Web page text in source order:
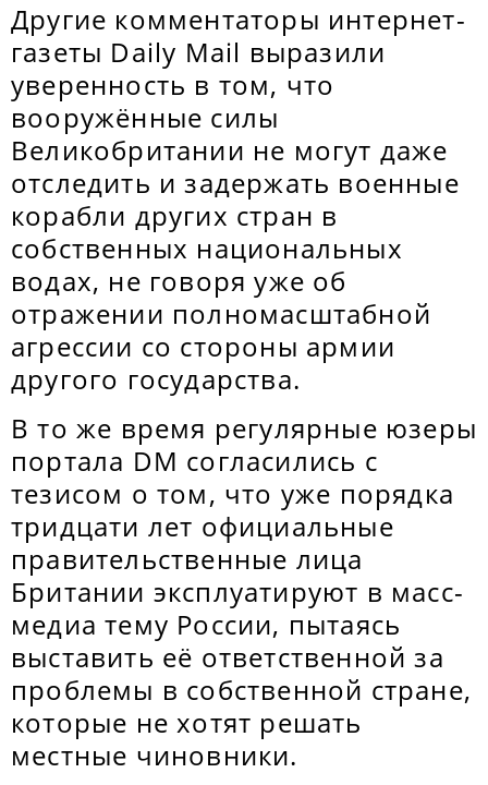
Другие комментаторы интернет-
газеты Daily Mail выразили
уверенность в том, что
вооружённые силы
Великобритании не могут даже
отследить и задержать военные
корабли других стран в
собственных национальных
водах, не говоря уже об
отражении полномасштабной
агрессии со стороны армии
другого государства.
В то же время регулярные юзеры
портала DM согласились с
тезисом о том, что уже порядка
тридцати лет официальные
правительственные лица
Британии эксплуатируют в масс-
медиа тему России, пытаясь
выставить её ответственной за
проблемы в собственной стране,
которые не хотят решать
местные чиновники.